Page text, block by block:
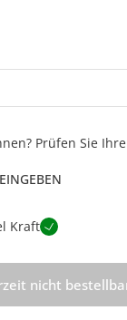
Prüfen Sie
Kraft
nicht